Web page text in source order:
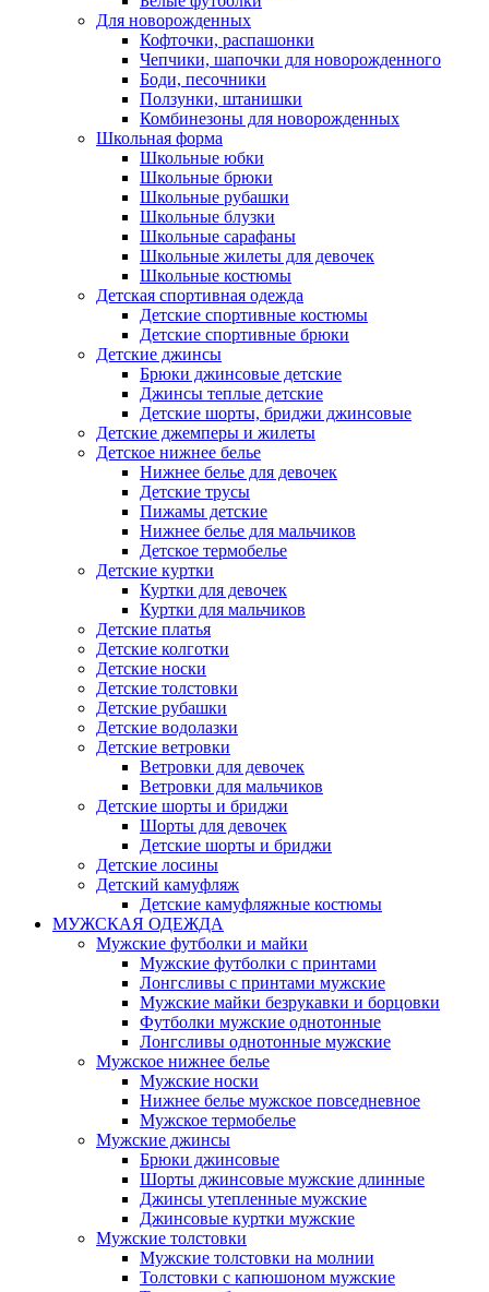
Для новорожденных
Кофточки, распашонки
Чепчики, шапочки для новорожденного
Боди, песочники
Ползунки, штанишки
Комбинезоны для новорожденных
Школьная форма
Школьные юбки
Школьные брюки
Школьные рубашки
Школьные блузки
Школьные сарафаны
Школьные жилеты для девочек
Школьные костюмы
Детская спортивная одежда
Детские спортивные костюмы
Детские спортивные брюки
Детские джинсы
Брюки джинсовые детские
Джинсы теплые детские
Детские шорты, бриджи джинсовые
Детские джемперы и жилеты
Детское нижнее белье
Нижнее белье для девочек
Детские трусы
Пижамы детские
Нижнее белье для мальчиков
Детское термобелье
Детские куртки
Куртки для девочек
Куртки для мальчиков
Детские платья
Детские колготки
Детские носки
Детские толстовки
Детские рубашки
Детские водолазки
Детские ветровки
Ветровки для девочек
Ветровки для мальчиков
Детские шорты и бриджи
Шорты для девочек
Детские шорты и бриджи
Детские лосины
Детский камуфляж
Детские камуфляжные костюмы
МУЖСКАЯ ОДЕЖДА
Мужские футболки и майки
Мужские футболки с принтами
Лонгсливы с принтами мужские
Мужские майки безрукавки и борцовки
Футболки мужские однотонные
Лонгсливы однотонные мужские
Мужское нижнее белье
Мужские носки
Нижнее белье мужское повседневное
Мужское термобелье
Мужские джинсы
Брюки джинсовые
Шорты джинсовые мужские длинные
Джинсы утепленные мужские
Джинсовые куртки мужские
Мужские толстовки
Мужские толстовки на молнии
Толстовки с капюшоном мужские